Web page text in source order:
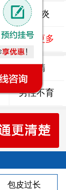
尿道炎
了解更多
弱精
男性不育
包皮过长